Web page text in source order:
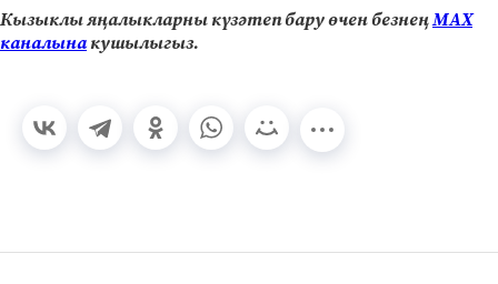
Кызыклы яңалыкларны күзәтеп бару өчен безнеңМАХ
каналынакушылыгыз.